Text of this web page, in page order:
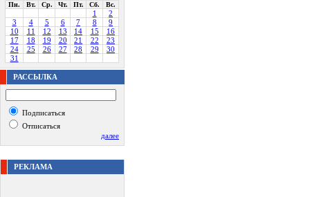
Пн. Вт. Ср. Чт. Пт. Сб. Вс.
1
2
3
4 5 6 7 8
9
10
11 12 13 14 15
16
17
18 19 20 21 22
23
24
25 26 27 28 29
30
31
РАССЫЛКА
Подписаться
Отписаться
далее
РЕКЛАМА